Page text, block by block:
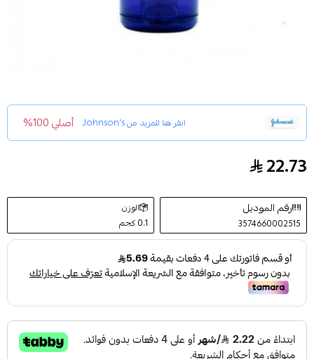
انقر هنا للمزيد منJohnson's أصلي 100%
جونسون صابون سائل للإستحمام بخلاصة زيت الجوجوبا
22.73
رقم الموديل
3574660002515
الوزن
0.1 كجم